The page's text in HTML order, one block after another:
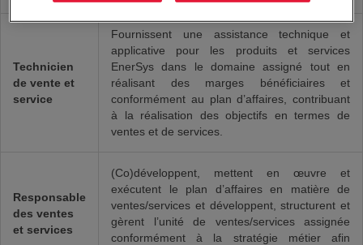
Technicien
de vente et
service
Fournissent une assistance technique et
applicative pour les produits et services
EnerSys dans le domaine assigné tout en
réalisant des marges bénéficiaires et
conformément au plan d’affaires, contribuant
à la réalisation des objectifs en termes de
ventes et de services.
Responsable
des ventes
et services
(Co)développent, mettent en œuvre et
exécutent le plan d’affaires en matière de
ventes/services et développent, structurent et
gèrent l’unité de ventes/services assignée
conformément à la stratégie métier afin